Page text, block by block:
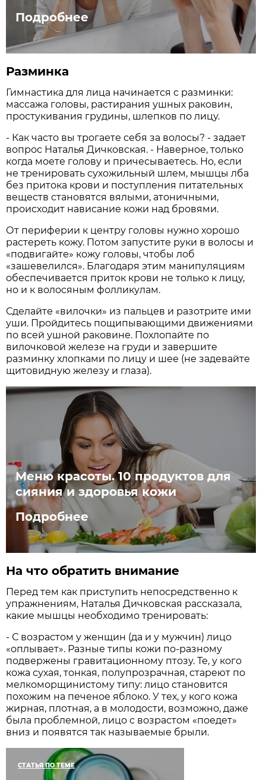
Подробнее
Разминка
Гимнастика для лица начинается с разминки:
массажа головы, растирания ушных раковин,
простукивания грудины, шлепков по лицу.
- Как часто вы трогаете себя за волосы? - задает
вопрос Наталья Дичковская. - Наверное, только
когда моете голову и причесываетесь. Но, если
не тренировать сухожильный шлем, мышцы лба
без притока крови и поступления питательных
веществ становятся вялыми, атоничными,
происходит нависание кожи над бровями.
От периферии к центру головы нужно хорошо
растереть кожу. Потом запустите руки в волосы и
«подвигайте» кожу головы, чтобы лоб
«зашевелился». Благодаря этим манипуляциям
обеспечивается приток крови не только к лицу,
но и к волосяным фолликулам.
Сделайте «вилочки» из пальцев и разотрите ими
уши. Пройдитесь пощипывающими движениями
по всей ушной раковине. Похлопайте по
вилочковой железе на груди и завершите
разминку хлопками по лицу и шее (не задевайте
щитовидную железу и глаза).
Меню красоты. 10 продуктов для
сияния и здоровья кожи
Подробнее
На что обратить внимание
Перед тем как приступить непосредственно к
упражнениям, Наталья Дичковская рассказала,
какие мышцы необходимо тренировать:
- С возрастом у женщин (да и у мужчин) лицо
«оплывает». Разные типы кожи по-разному
подвержены гравитационному птозу. Те, у кого
кожа сухая, тонкая, полупрозрачная, стареют по
мелкоморщинистому типу: лицо становится
похожим на печеное яблоко. У тех, у кого кожа
жирная, плотная, а в молодости, возможно, даже
была проблемной, лицо с возрастом «поедет»
вниз и появятся так называемые брыли.
СТАТЬЯ ПО ТЕМЕ